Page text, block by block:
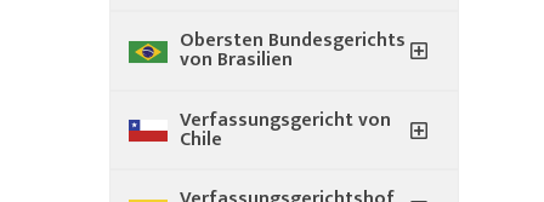
Obersten Bundesgerichts
von Brasilien
Verfassungsgericht von
Chile